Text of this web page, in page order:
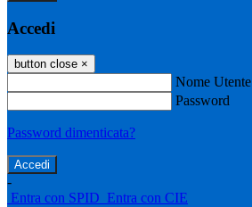
Accedi
button close ×
Nome Utente
Password
Password dimenticata?
-
Entra con SPID Entra con CIE